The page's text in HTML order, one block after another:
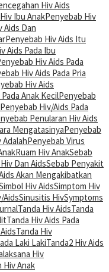
Hiv Aids
Ibu AnakPenyebab Hiv
Aids Dan
Penyebab Hiv Aids Itu
Aids Pada Ibu
Hiv Aids Pada
Hiv Aids Pada Pria
Hiv Aids
Anak KecilPenyebab
Penyebab Hiv/Aids Pada
Penularan Hiv Aids
MengatasinyaPenyebab
Penyebab Virus
Ruam Hiv AnakSebab
Dan AidsSebab Penyakit
Akan Mengakibatkan
Hiv AidsSimptom Hiv
AidsSinusitis HivSymptoms
Tanda Hiv AidsTanda
Tanda Hiv Aids Pada
Tanda Hiv
Laki LakiTanda2 Hiv Aids
Hiv
Hiv Anak